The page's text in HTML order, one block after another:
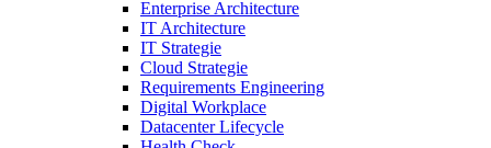
Enterprise Architecture
IT Architecture
IT Strategie
Cloud Strategie
Requirements Engineering
Digital Workplace
Datacenter Lifecycle